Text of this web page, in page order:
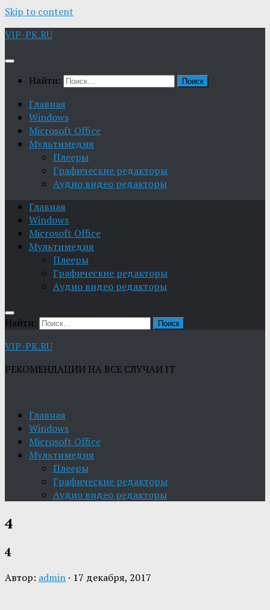
Skip to content
VIP-PK.RU
Найти:
Главная
Windows
Microsoft Office
Мультимедия
Плееры
Графические редакторы
Aудио видео редакторы
Главная
Windows
Microsoft Office
Мультимедия
Плееры
Графические редакторы
Aудио видео редакторы
Найти:
VIP-PK.RU
РЕКОМЕНДАЦИИ НА ВСЕ СЛУЧАИ IT
Главная
Windows
Microsoft Office
Мультимедия
Плееры
Графические редакторы
Aудио видео редакторы
4
4
Автор: admin · 17 декабря, 2017